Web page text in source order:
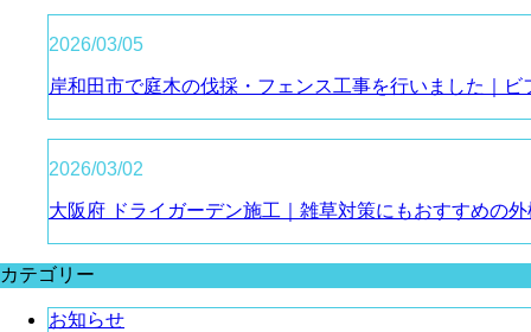
2026/03/05
岸和田市で庭木の伐採・フェンス工事を行いました｜ビ
2026/03/02
大阪府 ドライガーデン施工｜雑草対策にもおすすめの
カテゴリー
お知らせ